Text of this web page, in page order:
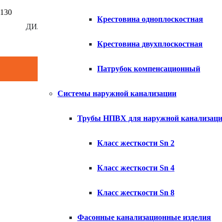
ДИЛЕР КОМПАНИИ ХЕМКОР
Крестовина одноплоскостная
Крестовина двухплоскостная
Патрубок компенсационный
Системы наружной канализации
Трубы НПВХ для наружной
Класс жесткости Sn 2
Класс жесткости Sn 4
Класс жесткости Sn 8
Фасонные канализационные изделия
1 РАЗРАБОТАН И ВНЕСЕН Техническим
2 ПРИНЯТ И